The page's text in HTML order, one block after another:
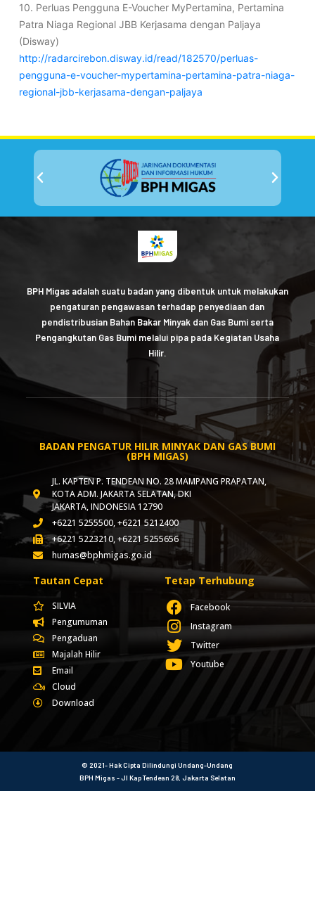
10. Perluas Pengguna E-Voucher MyPertamina, Pertamina
Patra Niaga Regional JBB Kerjasama dengan Paljaya
(Disway)
http://radarcirebon.disway.id/read/182570/perluas-
pengguna-e-voucher-mypertamina-pertamina-patra-niaga-
regional-jbb-kerjasama-dengan-paljaya
BPH Migas adalah suatu badan yang dibentuk untuk melakukan
pengaturan pengawasan terhadap penyediaan dan
pendistribusian Bahan Bakar Minyak dan Gas Bumi serta
Pengangkutan Gas Bumi melalui pipa pada Kegiatan Usaha
Hilir.
BADAN PENGATUR HILIR MINYAK DAN GAS BUMI
(BPH MIGAS)
JL. KAPTEN P. TENDEAN NO. 28 MAMPANG PRAPATAN,
KOTA ADM. JAKARTA SELATAN, DKI
JAKARTA, INDONESIA 12790
+6221 5255500, +6221 5212400
+6221 5223210, +6221 5255656
humas@bphmigas.go.id
Tautan Cepat
SILVIA
Pengumuman
Pengaduan
Majalah Hilir
Email
Cloud
Download
Tetap Terhubung
Facebook
Instagram
Twitter
Youtube
© 2021- Hak Cipta Dilindungi Undang-Undang
BPH Migas - Jl Kap Tendean 28, Jakarta Selatan